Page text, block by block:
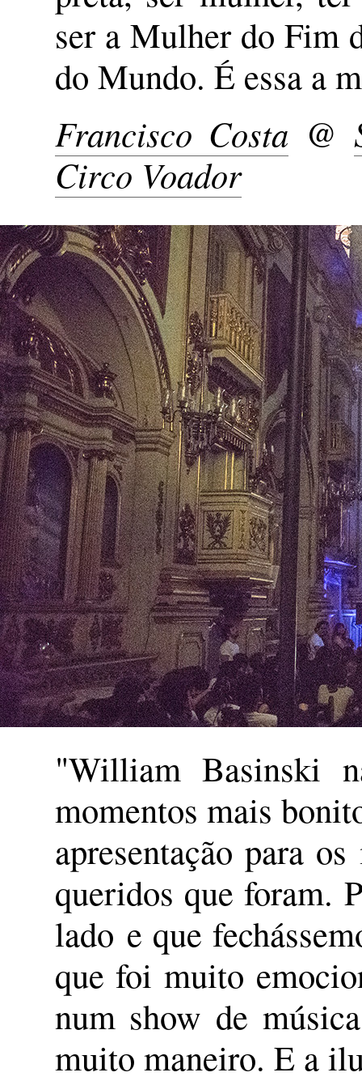
ser a Mulher do Fim
do Mundo. É essa a
Francisco Costa @
Circo Voador
"William Basinski
momentos mais
apresentação para
queridos que foram.
lado e que
que foi muito
num show de
muito maneiro. E a